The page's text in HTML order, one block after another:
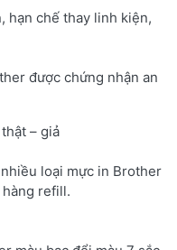
hạn chế thay linh kiện,
được chứng nhận an
– giả
loại mực in Brother
refill.